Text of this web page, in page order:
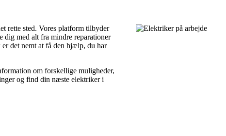
rette sted. Vores platform tilbyder
med alt fra mindre reparationer
det nemt at få den hjælp, du har
om forskellige muligheder,
og find din næste elektriker i